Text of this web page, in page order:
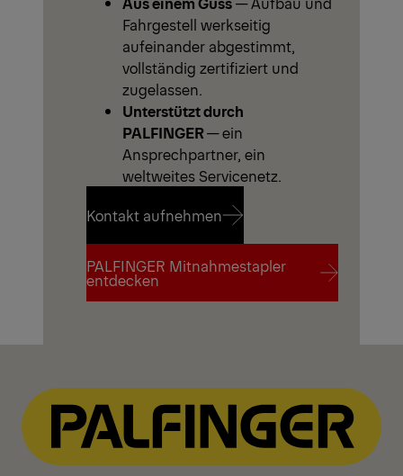
Fahrgestell werkseitig
aufeinander abgestimmt,
vollständig zertifiziert und
zugelassen.
Unterstützt durch
PALFINGER— ein
Ansprechpartner, ein
weltweites Servicenetz.
Kontakt aufnehmen
Kontakt aufnehmen
PALFINGER Mitnahmestapler
entdecken